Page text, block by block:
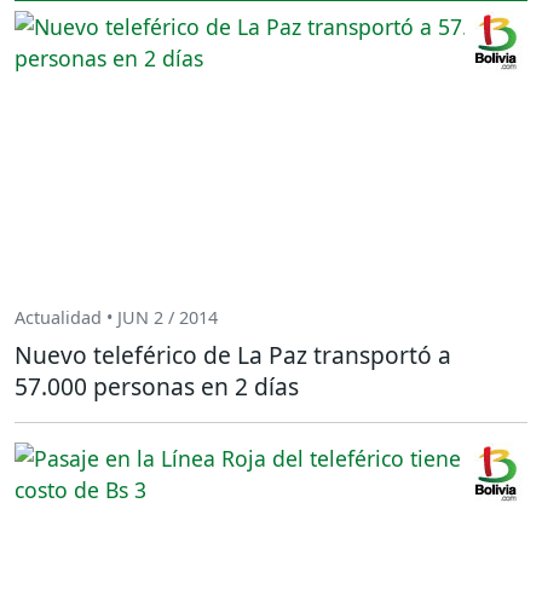
Actualidad • JUN 2 / 2014
Nuevo teleférico de La Paz transportó a
57.000 personas en 2 días